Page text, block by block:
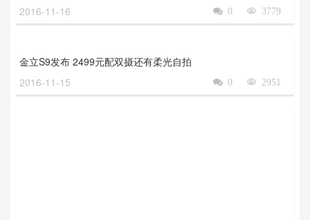
2016-11-16
3779

0

金立S9发布 2499元配双摄还有柔光自拍
2016-11-15
2951

0
